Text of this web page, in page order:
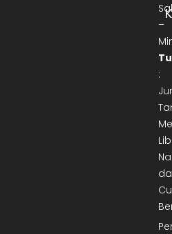
–
: